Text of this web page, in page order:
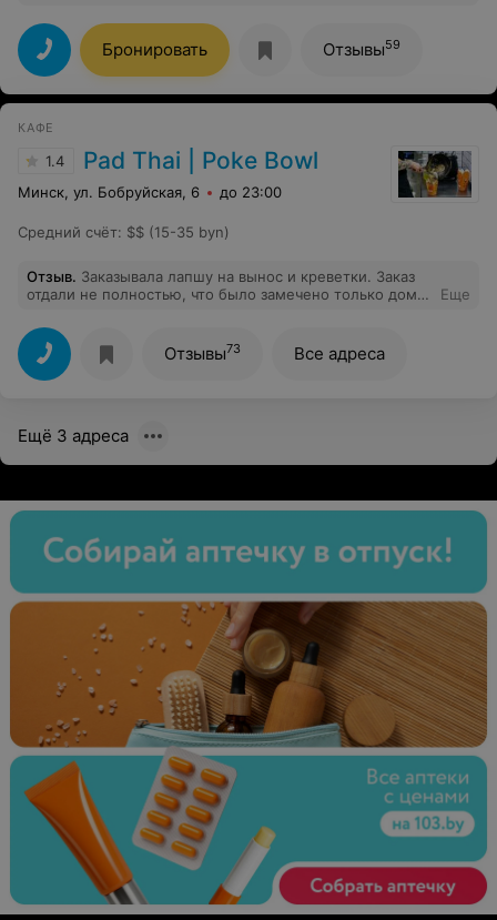
Бронировать Отзывы59
КАФЕ
1.4 Pad Thai | Poke Bowl
Минск, ул. Бобруйская, 6 до 23:00
Средний счёт: $$ (15-35 byn)
Отзыв. Заказывала лапшу на вынос и креветки. Заказ
отдали не полностью, что было замечено только дома.
ответили, мирно и вежливо решили конфликт. В
качестве извинений, еды дали сверх того что забыли
положить и также дали промокод. Мне всегда было
вкусно у них есть, особенно карбонара. Молодой
моей лояльности.
Еще
Отзывы73 Все адреса
Ещё 3 адреса